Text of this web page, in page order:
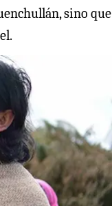
sino que